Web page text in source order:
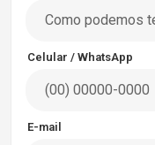
Celular / WhatsApp
E-mail